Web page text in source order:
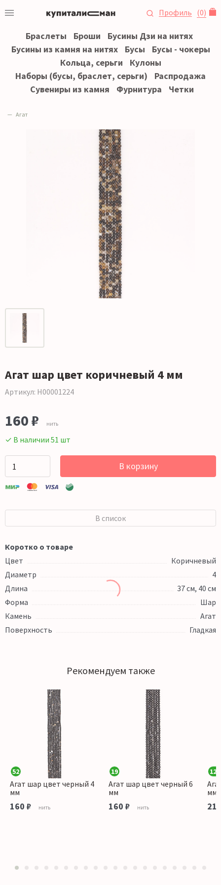
Профиль (0)
Браслеты Броши
Бусины Дзи на нитях
Бусины из камня на нитях
Бусы
Бусы - чокеры
Кольца, серьги
Кулоны
Наборы (бусы, браслет, серьги)
Распродажа
Сувениры из камня
Фурнитура Четки
Агат
Агат шар цвет коричневый 4 мм
Артикул: Н00001224
160 ₽ нить
✓ В наличии 51 шт
В корзину
В список
Коротко о товаре
Цвет
Коричневый
Диаметр
4
Длина
37 см, 40 см
Форма
Шар
Камень
Агат
Поверхность
Гладкая
Рекомендуем также
52
Агат шар цвет черный 4
мм
160 ₽ нить
19
Агат шар цвет черный 6
мм
160 ₽ нить
126
мм